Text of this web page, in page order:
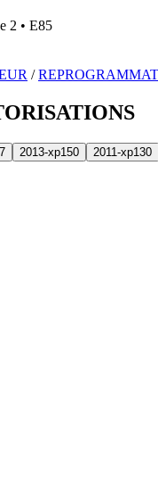
2 • E85
/
2013-xp150 2011-xp130